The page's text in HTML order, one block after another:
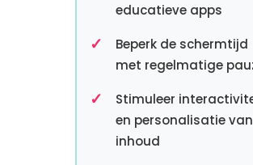
educatieve apps
Beperk de schermtijd
met regelmatige
Stimuleer
en personalisatie
inhoud